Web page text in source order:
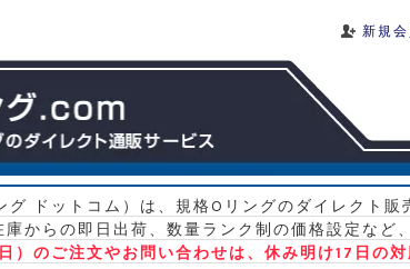
新規
ドットコム）は、規格Oリングのダイレクト
からの即日出荷、数量ランク制の価格設定など
）のご注文やお問い合わせは、休み明け17日の対